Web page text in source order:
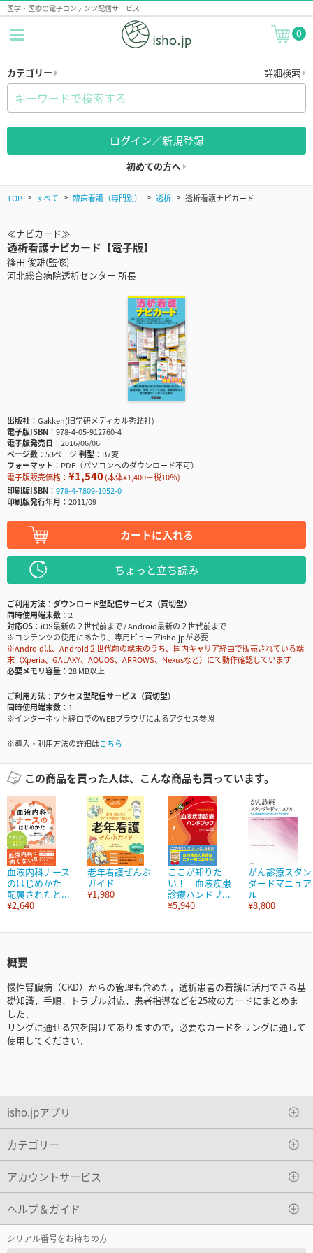
医学・医療の電子コンテンツ配信サービス
0
カテゴリー 詳細検索
ログイン／新規登録
初めての方へ
TOP すべて 臨床看護（専門別） 透析 透析看護ナビカード
≪ナビカード≫
透析看護ナビカード【電子版】
篠田 俊雄(監修)
河北総合病院透析センター 所長
出版社
Gakken(旧学研メディカル秀潤社)
電子版ISBN
978-4-05-912760-4
電子版発売日
2016/06/06
ページ数
53ページ判型
B7変
フォーマット
PDF（パソコンへのダウンロード不可）
電子版販売価格： ¥1,540(本体¥1,400＋税10％)
印刷版ISBN
978-4-7809-1052-0
印刷版発行年月
2011/09
カートに入れる
ちょっと立ち読み
ご利用方法
ダウンロード型配信サービス（買切型）
同時使用端末数
2
対応OS
iOS最新の２世代前まで / Android最新の２世代前まで
※コンテンツの使用にあたり、専用ビューアisho.jpが必要
※Androidは、Android２世代前の端末のうち、国内キャリア経由で販売されている端
末（Xperia、GALAXY、AQUOS、ARROWS、Nexusなど）にて動作確認しています
必要メモリ容量
28 MB以上
ご利用方法
アクセス型配信サービス（買切型）
同時使用端末数
1
※インターネット経由でのWEBブラウザによるアクセス参照
※導入・利用方法の詳細はこちら
この商品を買った人は、こんな商品も買っています。
血液内科ナース
のはじめかた
配属されたと...
¥2,640
老年看護ぜんぶ
ガイド
¥1,980
ここが知りた
い！ 血液疾患
診療ハンドブ...
¥5,940
がん診療スタン
ダードマニュア
ル
¥8,800
概要
慢性腎臓病（CKD）からの管理も含めた，透析患者の看護に活用できる基
礎知識，手順，トラブル対応，患者指導などを25枚のカードにまとめま
した．
リングに通せる穴を開けてありますので，必要なカードをリングに通して
使用してください．
isho.jpアプリ
カテゴリー
アカウントサービス
ヘルプ＆ガイド
シリアル番号をお持ちの方